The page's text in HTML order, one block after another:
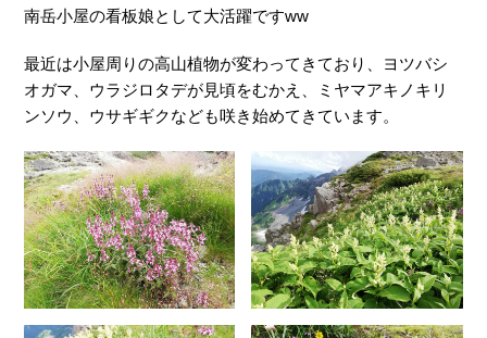
南岳小屋の看板娘として大活躍ですww
最近は小屋周りの高山植物が変わってきており、ヨツバシ
オガマ、ウラジロタデが見頃をむかえ、ミヤマアキノキリ
ンソウ、ウサギギクなども咲き始めてきています。